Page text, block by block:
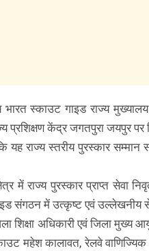
भारत स्काउट गाइड राज्य
केंद्र जगतपुरा जयपुर पर
राज्य स्तरीय पुरस्कार सम्मान
में राज्य पुरस्कार प्राप्त सेवा
संगठन में उत्कृष्ट एवं
शिक्षा अधिकारी एवं जिला
महेश कालावत, रेलवे